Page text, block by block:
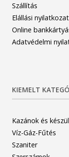
Szállítás
Elállási nyilatkozat
Online
Adatvédelmi
KIEMELT
Kazánok és
Víz-Gáz-Fűtés
Szaniter